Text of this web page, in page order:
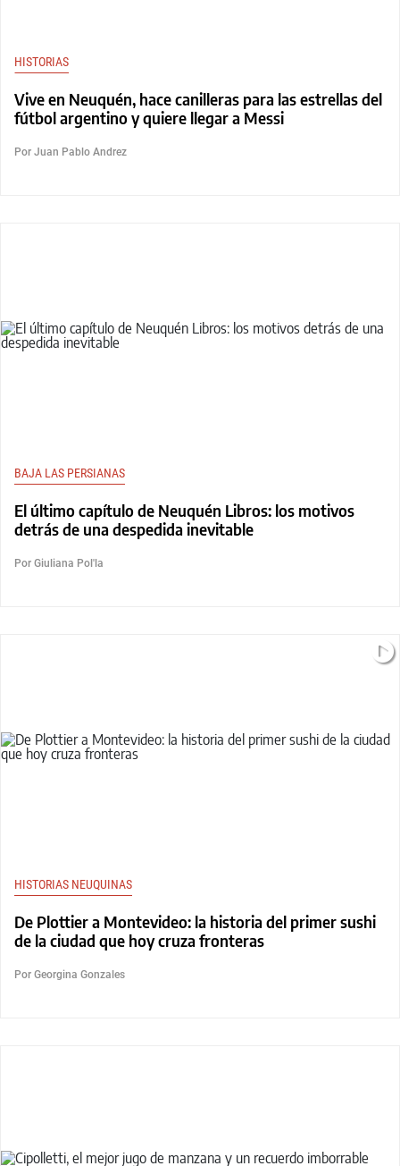
HISTORIAS
Vive en Neuquén, hace canilleras para las estrellas del
fútbol argentino y quiere llegar a Messi
Por Juan Pablo Andrez
BAJA LAS PERSIANAS
El último capítulo de Neuquén Libros: los motivos
detrás de una despedida inevitable
Por Giuliana Pol'la
HISTORIAS NEUQUINAS
De Plottier a Montevideo: la historia del primer sushi
de la ciudad que hoy cruza fronteras
Por Georgina Gonzales